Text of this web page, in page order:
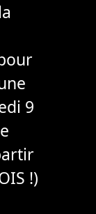
9
!)